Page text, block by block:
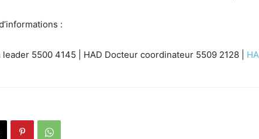
:
leader 5500 4145 | HAD Docteur coordinateur 5509 2128 |